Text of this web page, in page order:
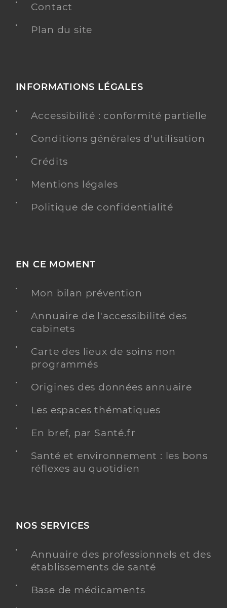
Adresse
115 Place du Couvent, 07700 Saint-Remèze
Conventionné
Contact
Plan du site
INFORMATIONS LÉGALES
Accessibilité : conformité partielle
Conditions générales d'utilisation
Crédits
Mentions légales
Politique de confidentialité
EN CE MOMENT
Mon bilan prévention
Annuaire de l'accessibilité des
cabinets
Carte des lieux de soins non
programmés
Origines des données annuaire
Les espaces thématiques
En bref, par Santé.fr
Santé et environnement : les bons
réflexes au quotidien
NOS SERVICES
Annuaire des professionnels et des
établissements de santé
Base de médicaments